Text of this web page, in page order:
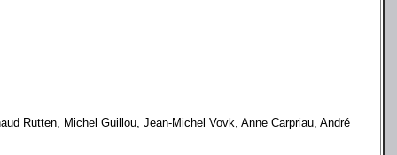
Rutten, Michel Guillou, Jean-Michel Vovk, Anne Carpriau, André